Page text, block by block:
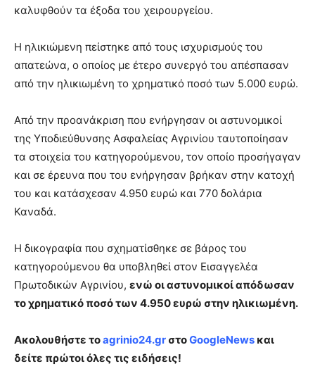
καλυφθούν τα έξοδα του χειρουργείου.
Η ηλικιώμενη πείστηκε από τους ισχυρισμούς του
απατεώνα, ο οποίος με έτερο συνεργό του απέσπασαν
από την ηλικιωμένη το χρηματικό ποσό των 5.000 ευρώ.
Από την προανάκριση που ενήργησαν οι αστυνομικοί
της Υποδιεύθυνσης Ασφαλείας Αγρινίου ταυτοποίησαν
τα στοιχεία του κατηγορούμενου, τον οποίο προσήγαγαν
και σε έρευνα που του ενήργησαν βρήκαν στην κατοχή
του και κατάσχεσαν 4.950 ευρώ και 770 δολάρια
Καναδά.
Η δικογραφία που σχηματίσθηκε σε βάρος του
κατηγορούμενου θα υποβληθεί στον Εισαγγελέα
Πρωτοδικών Αγρινίου, ενώ οι αστυνομικοί απόδωσαν
το χρηματικό ποσό των 4.950 ευρώ στην ηλικιωμένη.
Ακολουθήστε τοagrinio24.gr στοGoogleNews και
δείτε πρώτοι όλες τις ειδήσεις!